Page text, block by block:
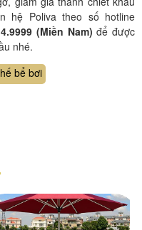
hệ Poliva theo số hotline
(Miền Nam) để được
nhé.
bể bơi